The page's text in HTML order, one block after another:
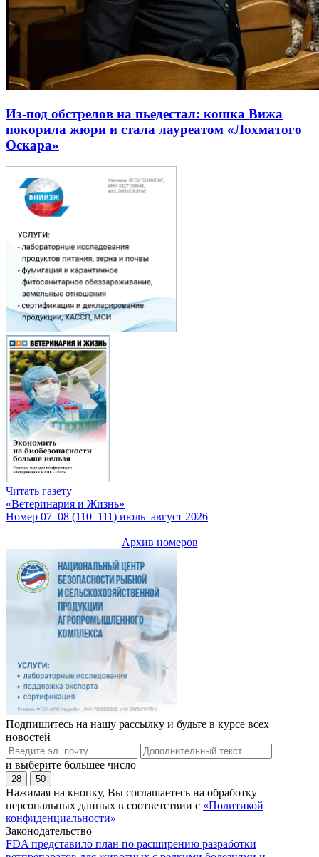
Из-под обстрелов на пьедестал: кошка Вижа
покорила жюри и стала лауреатом «Лохматого
Оскара»
Читать газету
«Ветеринария и Жизнь»
Номер 07–08 (110–111) июль–август 2026
Архив номеров
Подпишитесь на нашу рассылку и будьте в курсе всех
новостей
и выберите большее число
28 50
Нажимая на кнопку, Вы соглашаетесь на обработку
персональных данных в соответствии с «Политикой
конфиденциальности»
Законодательство
FDA представило план по расширению разработки